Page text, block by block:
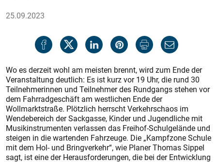
25.09.2023
Wo es derzeit wohl am meisten brennt, wird zum Ende der
Veranstaltung deutlich: Es ist kurz vor 19 Uhr, die rund 30
Teilnehmerinnen und Teilnehmer des Rundgangs stehen vor
dem Fahrradgeschäft am westlichen Ende der
Wollmarktstraße. Plötzlich herrscht Verkehrschaos im
Wendebereich der Sackgasse, Kinder und Jugendliche mit
Musikinstrumenten verlassen das Freihof-Schulgelände und
steigen in die wartenden Fahrzeuge. Die „Kampfzone Schule
mit dem Hol- und Bringverkehr“, wie Planer Thomas Sippel
sagt, ist eine der Herausforderungen, die bei der Entwicklung